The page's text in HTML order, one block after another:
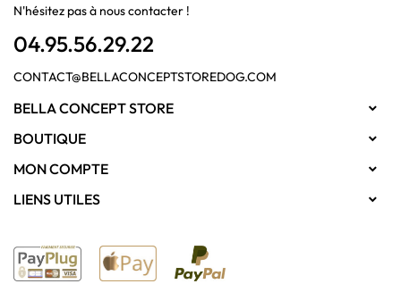
N'hésitez pas à nous contacter !
04.95.56.29.22
CONTACT@BELLACONCEPTSTOREDOG.COM
BELLA CONCEPT STORE 
BOUTIQUE 
MON COMPTE 
LIENS UTILES 